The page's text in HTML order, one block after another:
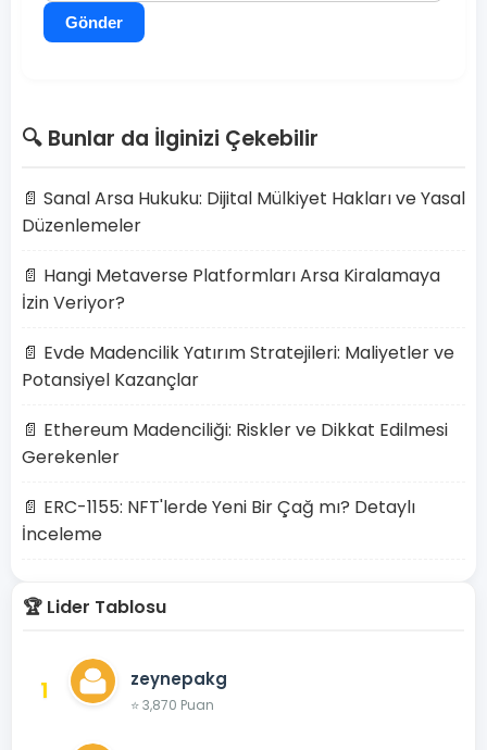
Gönder
🔍 Bunlar da İlginizi Çekebilir
📄 Sanal Arsa Hukuku: Dijital Mülkiyet Hakları ve Yasal
Düzenlemeler
📄 Hangi Metaverse Platformları Arsa Kiralamaya
İzin Veriyor?
📄 Evde Madencilik Yatırım Stratejileri: Maliyetler ve
Potansiyel Kazançlar
📄 Ethereum Madenciliği: Riskler ve Dikkat Edilmesi
Gerekenler
📄 ERC-1155: NFT'lerde Yeni Bir Çağ mı? Detaylı
İnceleme
🏆 Lider Tablosu
1 zeynepakg
⭐ 3,870 Puan